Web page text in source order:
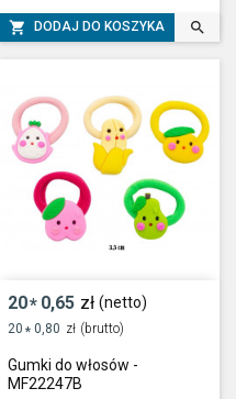
 DODAJ DO KOSZYKA 
20* 0,65 zł (netto)
20 * 0,80 zł (brutto)
Gumki do włosów -
MF22247B